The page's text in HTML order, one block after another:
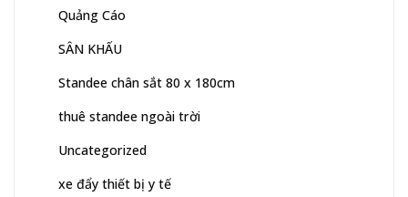
Quảng Cáo
SÂN KHẤU
Standee chân sắt 80 x 180cm
thuê standee ngoài trời
Uncategorized
xe đẩy thiết bị y tế